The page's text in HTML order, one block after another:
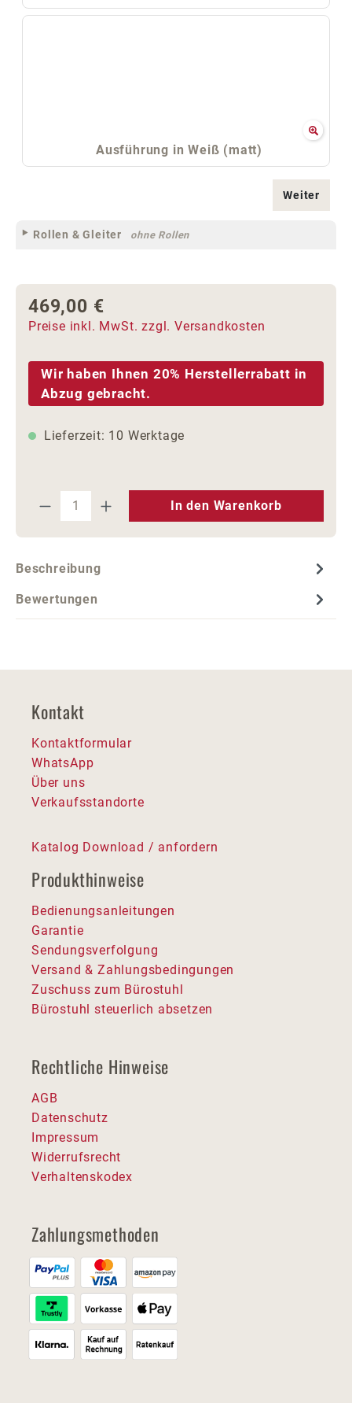
Ausführung in Weiß (matt)
Weiter
Rollen & Gleiter ohne Rollen
Regulärer Preis:
469,00 €
Preise inkl. MwSt. zzgl. Versandkosten
Wir haben Ihnen 20% Herstellerrabatt in
Abzug gebracht.
Lieferzeit: 10 Werktage
Produkt Anzahl: Gib den
In den Warenkorb
Beschreibung
Bewertungen
Kontakt
Kontaktformular
WhatsApp
Über uns
Verkaufsstandorte
Katalog Download / anfordern
Produkthinweise
Bedienungsanleitungen
Garantie
Sendungsverfolgung
Versand & Zahlungsbedingungen
Zuschuss zum Bürostuhl
Bürostuhl steuerlich absetzen
Rechtliche Hinweise
AGB
Datenschutz
Impressum
Widerrufsrecht
Verhaltenskodex
Zahlungsmethoden